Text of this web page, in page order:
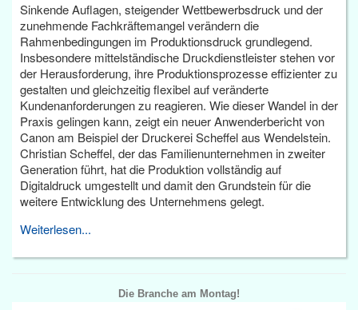
Sinkende Auflagen, steigender Wettbewerbsdruck und der
zunehmende Fachkräftemangel verändern die
Rahmenbedingungen im Produktionsdruck grundlegend.
Insbesondere mittelständische Druckdienstleister stehen vor
der Herausforderung, ihre Produktionsprozesse effizienter zu
gestalten und gleichzeitig flexibel auf veränderte
Kundenanforderungen zu reagieren. Wie dieser Wandel in der
Praxis gelingen kann, zeigt ein neuer Anwenderbericht von
Canon am Beispiel der Druckerei Scheffel aus Wendelstein.
Christian Scheffel, der das Familienunternehmen in zweiter
Generation führt, hat die Produktion vollständig auf
Digitaldruck umgestellt und damit den Grundstein für die
weitere Entwicklung des Unternehmens gelegt.
Weiterlesen...
Die Branche am Montag!